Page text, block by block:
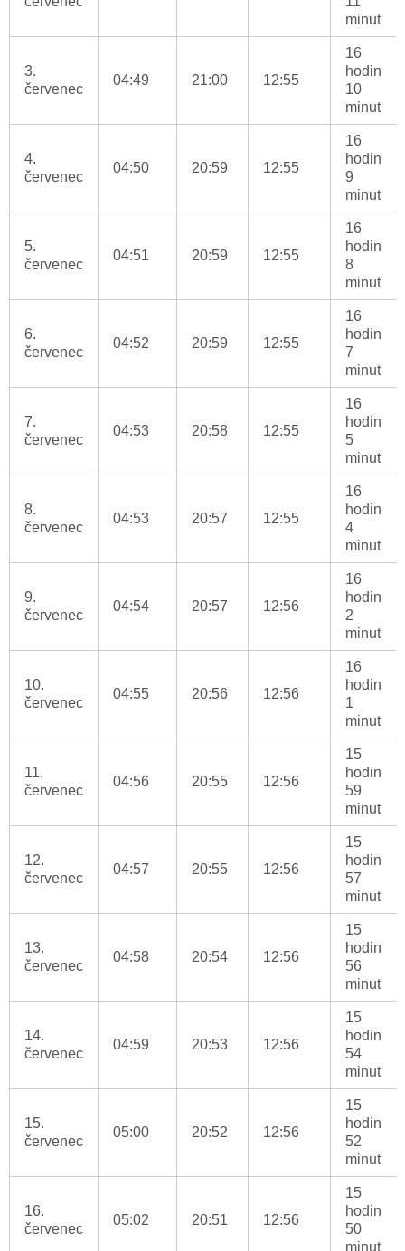
minut
3.
červenec
04:49 21:00 12:55
16
hodin
10
minut
4.
červenec
04:50 20:59 12:55
16
hodin
9
minut
5.
červenec
04:51 20:59 12:55
16
hodin
8
minut
6.
červenec
04:52 20:59 12:55
16
hodin
7
minut
7.
červenec
04:53 20:58 12:55
16
hodin
5
minut
8.
červenec
04:53 20:57 12:55
16
hodin
4
minut
9.
červenec
04:54 20:57 12:56
16
hodin
2
minut
10.
červenec
04:55 20:56 12:56
16
hodin
1
minut
11.
červenec
04:56 20:55 12:56
15
hodin
59
minut
12.
červenec
04:57 20:55 12:56
15
hodin
57
minut
13.
červenec
04:58 20:54 12:56
15
hodin
56
minut
14.
červenec
04:59 20:53 12:56
15
hodin
54
minut
15.
červenec
05:00 20:52 12:56
15
hodin
52
minut
16.
červenec
05:02 20:51 12:56
15
hodin
50
minut